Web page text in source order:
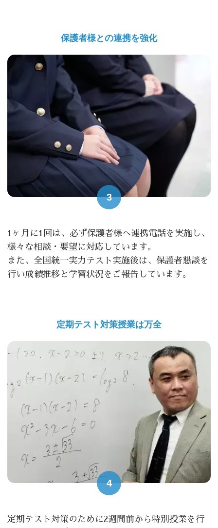
保護者様との連携を強化
3
1ヶ月に1回は、必ず保護者様へ連携電話を実施し、
様々な相談・要望に対応しています。
また、全国統一実力テスト実施後は、保護者懇談を
行い成績推移と学習状況をご報告しています。
定期テスト対策授業は万全
4
定期テスト対策のために2週間前から特別授業を行